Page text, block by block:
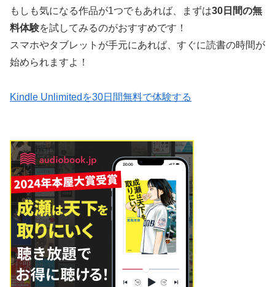
もしも気になる作品が1つでもあれば、まずは30日間の無
料体験を試してみるのがおすすめです！
スマホやタブレットが手元にあれば、すぐに読書の時間が
始められますよ！
Kindle Unlimitedを30日間無料で体験する